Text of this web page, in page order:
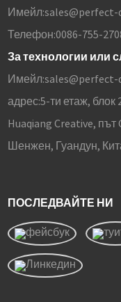
Имейл:sales@perfect-
Телефон:0086-755-
За технологии или
Имейл:sales@perfect-
адрес:5-ти етаж, блок
Huaqiang Creative,
Шенжен, Гуандун,
ПОСЛЕДВАЙТЕ НИ